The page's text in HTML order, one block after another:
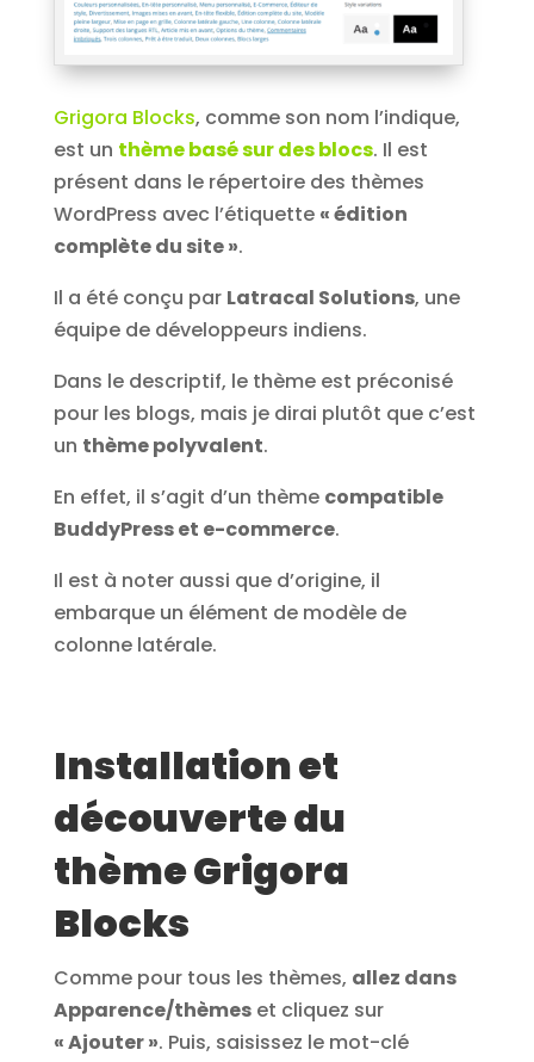
Grigora Blocks, comme son nom l’indique,
est un thème basé sur des blocs. Il est
présent dans le répertoire des thèmes
WordPress avec l’étiquette « édition
complète du site ».
Il a été conçu par Latracal Solutions, une
équipe de développeurs indiens.
Dans le descriptif, le thème est préconisé
pour les blogs, mais je dirai plutôt que c’est
un thème polyvalent.
En effet, il s’agit d’un thème compatible
BuddyPress et e-commerce.
Il est à noter aussi que d’origine, il
embarque un élément de modèle de
colonne latérale.
Installation et
découverte du
thème Grigora
Blocks
Comme pour tous les thèmes, allez dans
Apparence/thèmeset cliquez sur
« Ajouter ». Puis, saisissez le mot-clé